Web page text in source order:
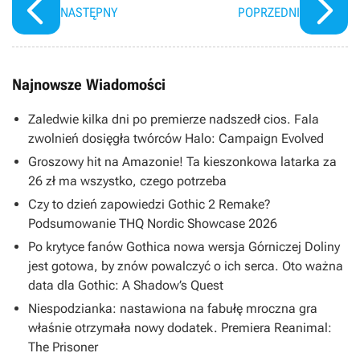
NASTĘPNY POPRZEDNI
Najnowsze Wiadomości
Zaledwie kilka dni po premierze nadszedł cios. Fala
zwolnień dosięgła twórców Halo: Campaign Evolved
Groszowy hit na Amazonie! Ta kieszonkowa latarka za
26 zł ma wszystko, czego potrzeba
Czy to dzień zapowiedzi Gothic 2 Remake?
Podsumowanie THQ Nordic Showcase 2026
Po krytyce fanów Gothica nowa wersja Górniczej Doliny
jest gotowa, by znów powalczyć o ich serca. Oto ważna
data dla Gothic: A Shadow’s Quest
Niespodzianka: nastawiona na fabułę mroczna gra
właśnie otrzymała nowy dodatek. Premiera Reanimal:
The Prisoner